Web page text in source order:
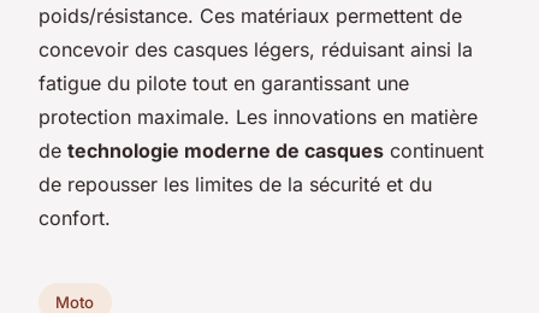
poids/résistance. Ces matériaux permettent de
concevoir des casques légers, réduisant ainsi la
fatigue du pilote tout en garantissant une
protection maximale. Les innovations en matière
de technologie moderne de casques continuent
de repousser les limites de la sécurité et du
confort.
Moto